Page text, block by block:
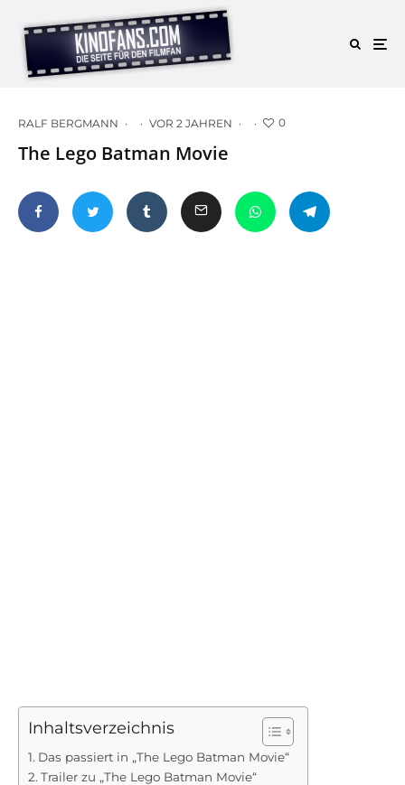
RALF BERGMANN · · VOR 2 JAHREN · · 0
The Lego Batman Movie
Inhaltsverzeichnis
Das passiert in „The Lego Batman Movie“
Trailer zu „The Lego Batman Movie“